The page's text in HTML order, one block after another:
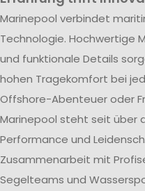
Marinepool verbindet
Technologie. Hochwertige
und funktionale Details
hohen Tragekomfort bei
Offshore-Abenteuer oder
Marinepool steht seit über
Performance und
Zusammenarbeit mit
Segelteams und